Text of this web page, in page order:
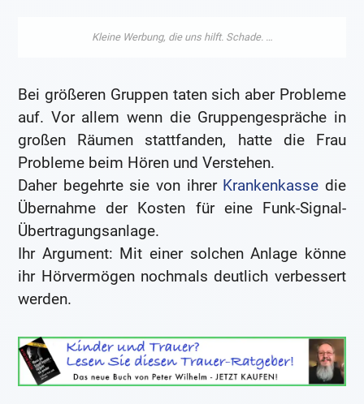
Bei größeren Gruppen taten sich aber Probleme
auf. Vor allem wenn die Gruppengespräche in
großen Räumen stattfanden, hatte die Frau
Probleme beim Hören und Verstehen.
Daher begehrte sie von ihrer Krankenkasse die
Übernahme der Kosten für eine Funk-Signal-
Übertragungsanlage.
Ihr Argument: Mit einer solchen Anlage könne
ihr Hörvermögen nochmals deutlich verbessert
werden.